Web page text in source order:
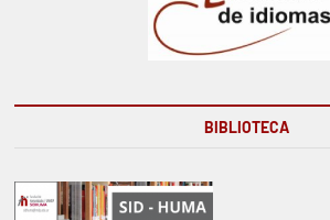
BIBLIOTECA